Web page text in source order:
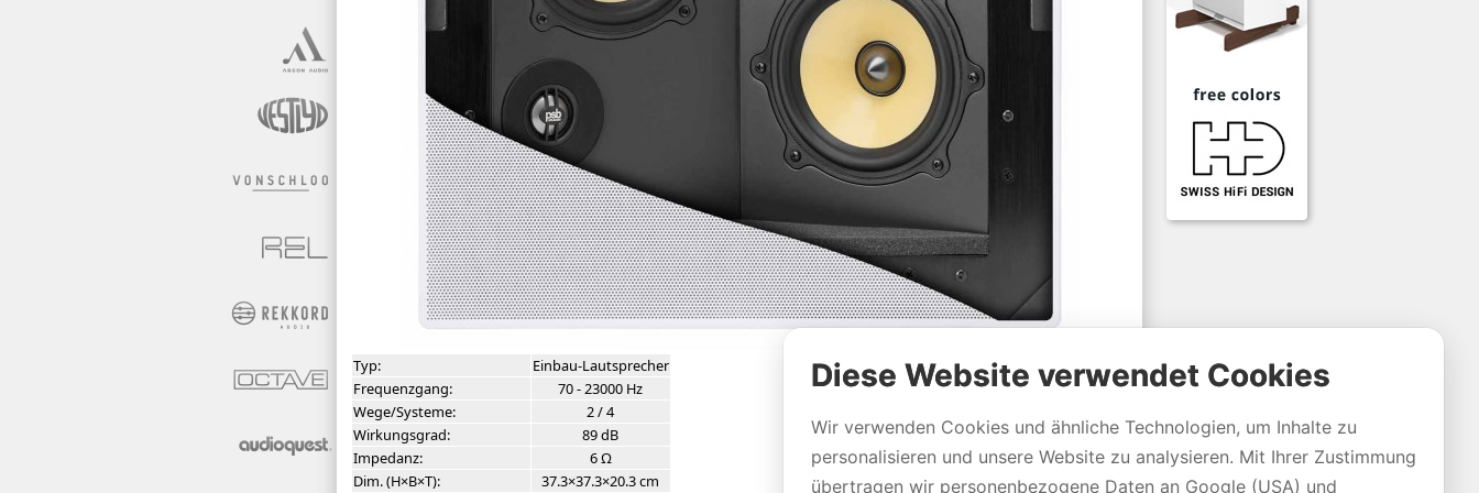
Typ:
Einbau-Lautsprecher
Frequenzgang:
70 - 23000 Hz
Wege/Systeme:
2 / 4
Wirkungsgrad:
89 dB
Impedanz:
6 Ω
Dim. (H×B×T):
37.3×37.3×20.3 cm
Diese Website verwendet Cookies
Wir verwenden Cookies und ähnliche Technologien, um Inhalte zu
personalisieren und unsere Website zu analysieren. Mit Ihrer Zustimmung
übertragen wir personenbezogene Daten an Google (USA) und